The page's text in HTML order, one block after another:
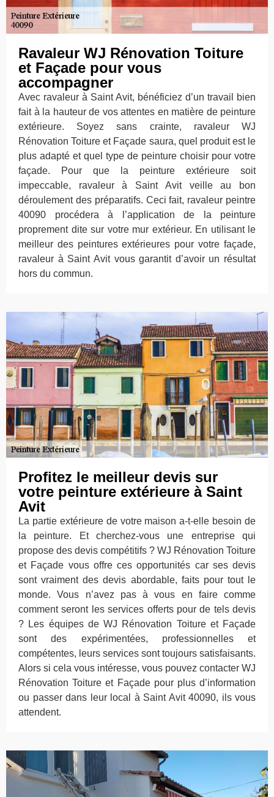
Ravaleur WJ Rénovation Toiture
et Façade pour vous
accompagner
Avec ravaleur à Saint Avit, bénéficiez d’un travail bien
fait à la hauteur de vos attentes en matière de peinture
extérieure. Soyez sans crainte, ravaleur WJ
Rénovation Toiture et Façade saura, quel produit est le
plus adapté et quel type de peinture choisir pour votre
façade. Pour que la peinture extérieure soit
impeccable, ravaleur à Saint Avit veille au bon
déroulement des préparatifs. Ceci fait, ravaleur peintre
40090 procédera à l’application de la peinture
proprement dite sur votre mur extérieur. En utilisant le
meilleur des peintures extérieures pour votre façade,
ravaleur à Saint Avit vous garantit d’avoir un résultat
hors du commun.
Profitez le meilleur devis sur
votre peinture extérieure à Saint
Avit
La partie extérieure de votre maison a-t-elle besoin de
la peinture. Et cherchez-vous une entreprise qui
propose des devis compétitifs ? WJ Rénovation Toiture
et Façade vous offre ces opportunités car ses devis
sont vraiment des devis abordable, faits pour tout le
monde. Vous n’avez pas à vous en faire comme
comment seront les services offerts pour de tels devis
? Les équipes de WJ Rénovation Toiture et Façade
sont des expérimentées, professionnelles et
compétentes, leurs services sont toujours satisfaisants.
Alors si cela vous intéresse, vous pouvez contacter WJ
Rénovation Toiture et Façade pour plus d’information
ou passer dans leur local à Saint Avit 40090, ils vous
attendent.